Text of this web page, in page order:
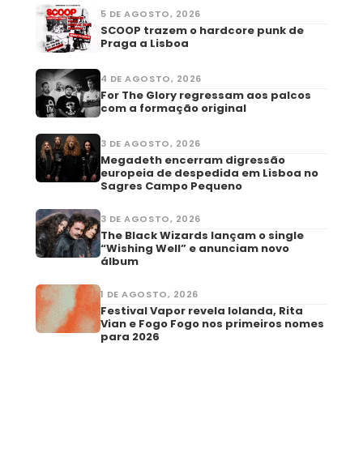
5 DE AGOSTO, 2026
SCOOP trazem o hardcore punk de
Praga a Lisboa
4 DE AGOSTO, 2026
For The Glory regressam aos palcos
com a formação original
3 DE AGOSTO, 2026
Megadeth encerram digressão
europeia de despedida em Lisboa no
Sagres Campo Pequeno
3 DE AGOSTO, 2026
The Black Wizards lançam o single
“Wishing Well” e anunciam novo
álbum
1 DE AGOSTO, 2026
Festival Vapor revela Iolanda, Rita
Vian e Fogo Fogo nos primeiros nomes
para 2026